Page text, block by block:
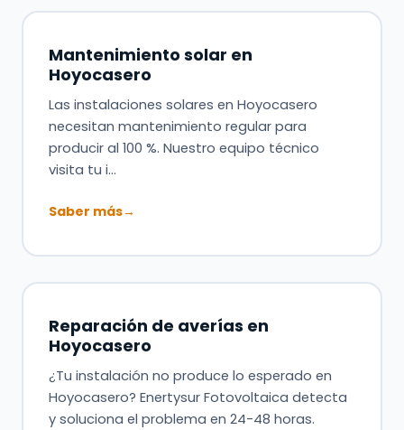
Mantenimiento solar en
Hoyocasero
Las instalaciones solares en Hoyocasero
necesitan mantenimiento regular para
producir al 100 %. Nuestro equipo técnico
visita tu i…
Saber más→
Reparación de averías en
Hoyocasero
¿Tu instalación no produce lo esperado en
Hoyocasero? Enertysur Fotovoltaica detecta
y soluciona el problema en 24-48 horas.